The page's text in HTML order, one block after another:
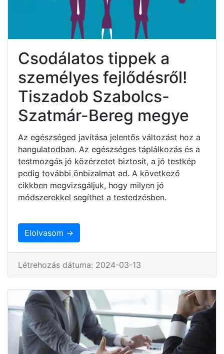
Csodálatos tippek a
személyes fejlődésről!
Tiszadob Szabolcs-
Szatmár-Bereg megye
Az egészséged javítása jelentős változást hoz a
hangulatodban. Az egészséges táplálkozás és a
testmozgás jó közérzetet biztosít, a jó testkép
pedig további önbizalmat ad. A következő
cikkben megvizsgáljuk, hogy milyen jó
módszerekkel segíthet a testedzésben.
Elolvasom →
Létrehozás dátuma: 2024-03-13